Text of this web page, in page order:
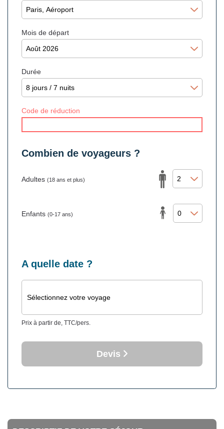
Mois de départ
Durée
Code de réduction
Combien de voyageurs ?
Adultes (18 ans et plus)
Enfants (0-17 ans)
A quelle date ?
Sélectionnez votre voyage
Prix à partir de, TTC/pers.
Devis